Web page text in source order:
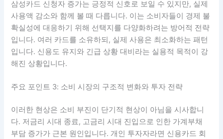
삼성카드 신청자 증가는 긍정적 신호로 보일 수 있지만, 실제
사용액 감소와 함께 볼 때 다릅니다. 이는 소비자들이 경제 불
확실성에 대응하기 위해 선택지를 다양화하려는 방어적 전략
입니다. 여러 카드를 소유하되, 실제 사용은 최소화하는 패턴
입니다. 신용도 유지와 긴급 상황 대비라는 실용적 목적이 강
해진 상황입니다.
주요 포인트 3: 소비 시장의 구조적 변화와 투자 전략
이러한 현상은 소비 부진이 단기적 현상이 아님을 시사합니
다. 저금리 시대 종료, 고금리 시대 진입으로 인한 가계부채
부담 증가가 근본 원인입니다. 개인 투자자라면 신용카드 회